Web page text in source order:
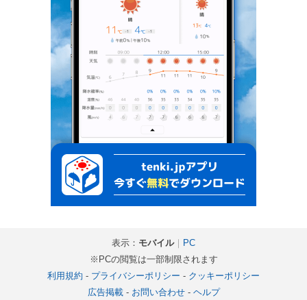
表示： モバイル｜ PC
※PCの閲覧は一部制限されます
利用規約 - プライバシーポリシー - クッキーポリシー
広告掲載- お問い合わせ- ヘルプ